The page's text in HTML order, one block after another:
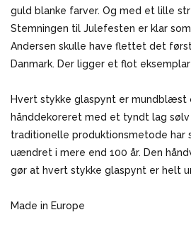
guld blanke farver. Og med et lille
Stemningen til Julefesten er klar
Andersen skulle have flettet det
Danmark. Der ligger et flot
Hvert stykke glaspynt er mundblæst
hånddekoreret med et tyndt lag sølv
traditionelle produktionsmetode
uændret i mere end 100 år. Den
gør at hvert stykke glaspynt er helt
Made in Europe